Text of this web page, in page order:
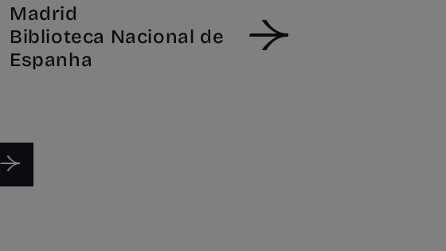
Madrid
Biblioteca Nacional de
Espanha